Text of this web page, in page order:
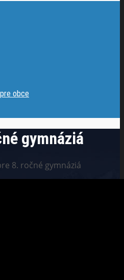
obce
gymnáziá
8. ročné gymnáziá